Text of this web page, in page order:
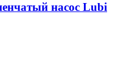
насос Lubi